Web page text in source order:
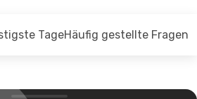
TageHäufig gestellte Fragen